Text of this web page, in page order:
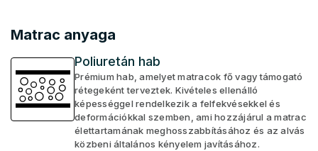
Matrac anyaga
Poliuretán hab
Prémium hab, amelyet matracok fő vagy támogató
rétegeként terveztek. Kivételes ellenálló
képességgel rendelkezik a felfekvésekkel és
deformációkkal szemben, ami hozzájárul a matrac
élettartamának meghosszabbításához és az alvás
közbeni általános kényelem javításához.